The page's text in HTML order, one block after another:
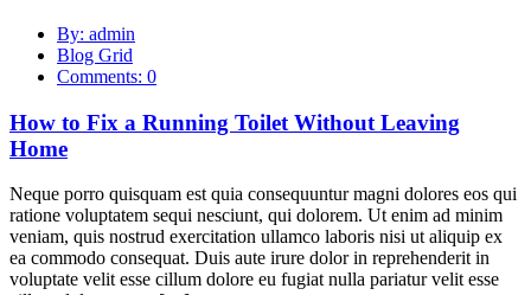
By: admin
Blog Grid
Comments: 0
How to Fix a Running Toilet Without Leaving
Home
Neque porro quisquam est quia consequuntur magni dolores eos qui
ratione voluptatem sequi nesciunt, qui dolorem. Ut enim ad minim
veniam, quis nostrud exercitation ullamco laboris nisi ut aliquip ex
ea commodo consequat. Duis aute irure dolor in reprehenderit in
voluptate velit esse cillum dolore eu fugiat nulla pariatur velit esse